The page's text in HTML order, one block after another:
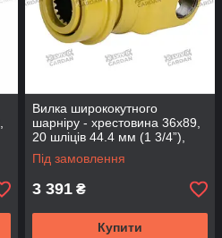
Вилка ширококутного
шарніру - хрестовина 36х89,
20 шліців 44.4 мм (1 3/4”),
підходить під WAJCY3236
Під замовлення
3 391 ₴
Купити